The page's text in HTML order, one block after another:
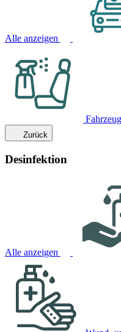
Alle anzeigen
Zurück
Desinfektion
Alle anzeigen